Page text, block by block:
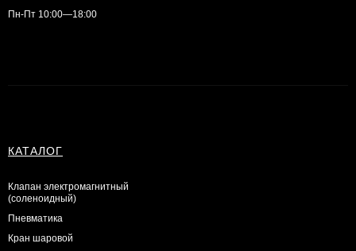
Пн-Пт 10:00—18:00
КАТАЛОГ
Клапан электромагнитный
(соленоидный)
Пневматика
Кран шаровой